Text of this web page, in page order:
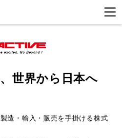
世界から日本へ
造・輸入・販売を手掛ける株式